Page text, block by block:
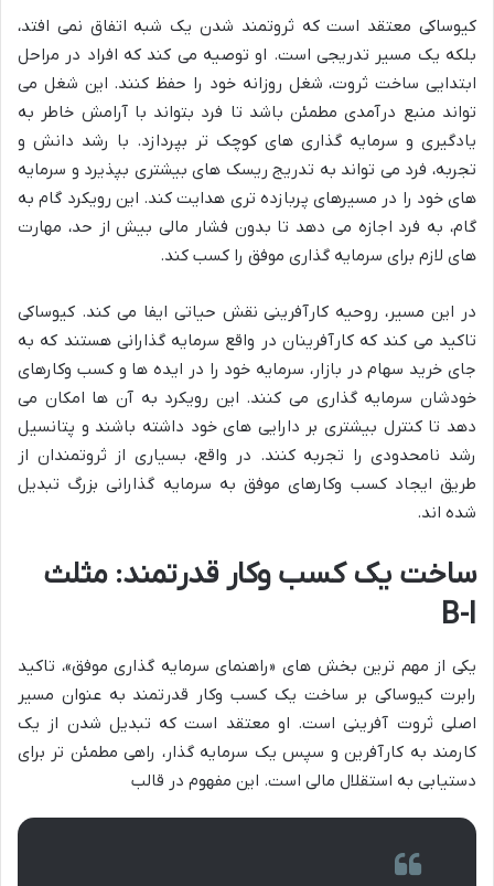
کیوساکی معتقد است که ثروتمند شدن یک شبه اتفاق نمی افتد،
بلکه یک مسیر تدریجی است. او توصیه می کند که افراد در مراحل
ابتدایی ساخت ثروت، شغل روزانه خود را حفظ کنند. این شغل می
تواند منبع درآمدی مطمئن باشد تا فرد بتواند با آرامش خاطر به
یادگیری و سرمایه گذاری های کوچک تر بپردازد. با رشد دانش و
تجربه، فرد می تواند به تدریج ریسک های بیشتری بپذیرد و سرمایه
های خود را در مسیرهای پربازده تری هدایت کند. این رویکرد گام به
گام، به فرد اجازه می دهد تا بدون فشار مالی بیش از حد، مهارت
های لازم برای سرمایه گذاری موفق را کسب کند.
در این مسیر، روحیه کارآفرینی نقش حیاتی ایفا می کند. کیوساکی
تاکید می کند که کارآفرینان در واقع سرمایه گذارانی هستند که به
جای خرید سهام در بازار، سرمایه خود را در ایده ها و کسب وکارهای
خودشان سرمایه گذاری می کنند. این رویکرد به آن ها امکان می
دهد تا کنترل بیشتری بر دارایی های خود داشته باشند و پتانسیل
رشد نامحدودی را تجربه کنند. در واقع، بسیاری از ثروتمندان از
طریق ایجاد کسب وکارهای موفق به سرمایه گذارانی بزرگ تبدیل
شده اند.
ساخت یک کسب وکار قدرتمند: مثلث
B-I
یکی از مهم ترین بخش های «راهنمای سرمایه گذاری موفق»، تاکید
رابرت کیوساکی بر ساخت یک کسب وکار قدرتمند به عنوان مسیر
اصلی ثروت آفرینی است. او معتقد است که تبدیل شدن از یک
کارمند به کارآفرین و سپس یک سرمایه گذار، راهی مطمئن تر برای
دستیابی به استقلال مالی است. این مفهوم در قالب